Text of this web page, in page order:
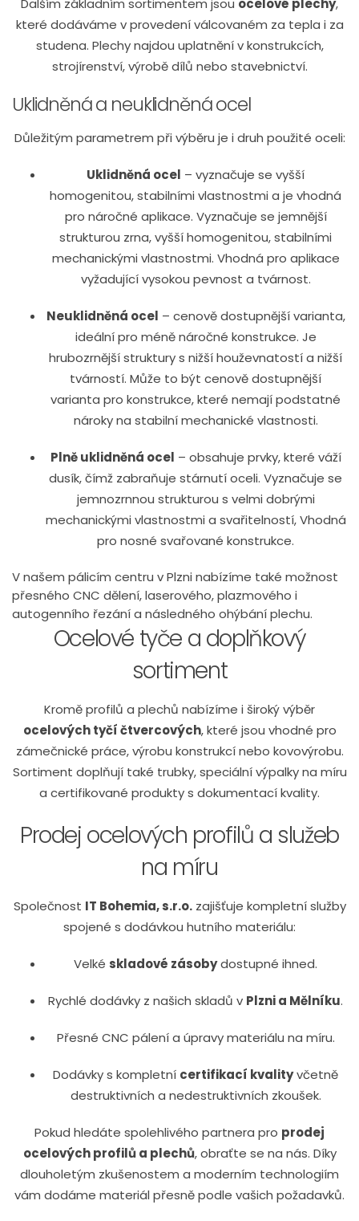
Dalším základním sortimentem jsou ocelové plechy,
které dodáváme v provedení válcovaném za tepla i za
studena. Plechy najdou uplatnění v konstrukcích,
strojírenství, výrobě dílů nebo stavebnictví.
Uklidněná a neuklidněná ocel
Důležitým parametrem při výběru je i druh použité oceli:
Uklidněná ocel – vyznačuje se vyšší
homogenitou, stabilními vlastnostmi a je vhodná
pro náročné aplikace. Vyznačuje se jemnější
strukturou zrna, vyšší homogenitou, stabilními
mechanickými vlastnostmi. Vhodná pro aplikace
vyžadující vysokou pevnost a tvárnost.
Neuklidněná ocel – cenově dostupnější varianta,
ideální pro méně náročné konstrukce. Je
hrubozrnější struktury s nižší houževnatostí a nižší
tvárností. Může to být cenově dostupnější
varianta pro konstrukce, které nemají podstatné
nároky na stabilní mechanické vlastnosti.
Plně uklidněná ocel – obsahuje prvky, které váží
dusík, čímž zabraňuje stárnutí oceli. Vyznačuje se
jemnozrnnou strukturou s velmi dobrými
mechanickými vlastnostmi a svařitelností, Vhodná
pro nosné svařované konstrukce.
V našem pálicím centru v Plzni nabízíme také možnost
přesného CNC dělení, laserového, plazmového i
autogenního řezání a následného ohýbání plechu.
Ocelové tyče a doplňkový
sortiment
Kromě profilů a plechů nabízíme i široký výběr
ocelových tyčí čtvercových, které jsou vhodné pro
zámečnické práce, výrobu konstrukcí nebo kovovýrobu.
Sortiment doplňují také trubky, speciální výpalky na míru
a certifikované produkty s dokumentací kvality.
Prodej ocelových profilů a služeb
na míru
Společnost IT Bohemia, s.r.o.zajišťuje kompletní služby
spojené s dodávkou hutního materiálu:
Velké skladové zásobydostupné ihned.
Rychlé dodávky z našich skladů v Plzni a Mělníku.
Přesné CNC pálení a úpravy materiálu na míru.
Dodávky s kompletní certifikací kvalityvčetně
destruktivních a nedestruktivních zkoušek.
Pokud hledáte spolehlivého partnera pro prodej
ocelových profilů a plechů, obraťte se na nás. Díky
dlouholetým zkušenostem a moderním technologiím
vám dodáme materiál přesně podle vašich požadavků.